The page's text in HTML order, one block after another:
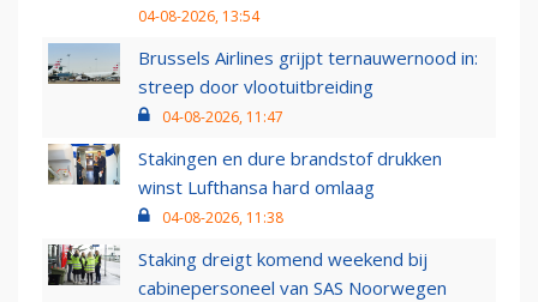
04-08-2026, 13:54
Brussels Airlines grijpt ternauwernood in:
streep door vlootuitbreiding
04-08-2026, 11:47
Stakingen en dure brandstof drukken
winst Lufthansa hard omlaag
04-08-2026, 11:38
Staking dreigt komend weekend bij
cabinepersoneel van SAS Noorwegen